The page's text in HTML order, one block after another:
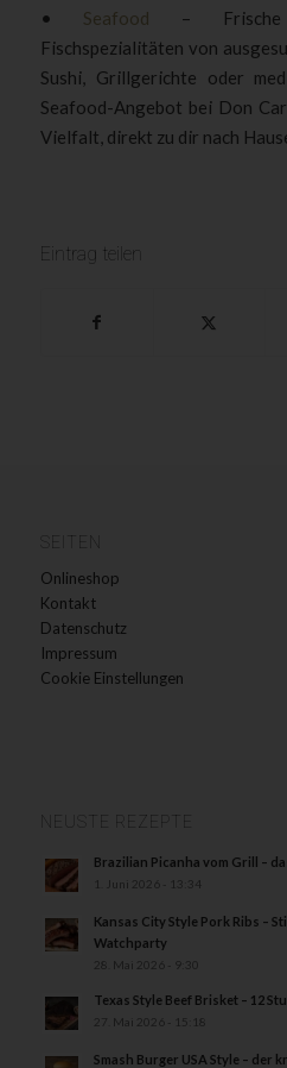
• Seafood – Frische
Fischspezialitäten von
Sushi, Grillgerichte oder
Seafood-Angebot bei Don
Vielfalt, direkt zu dir nach
Eintrag teilen
Onlineshop
Kontakt
Datenschutz
Impressum
Cookie Einstellungen
NEUSTE REZEPTE
Brazilian Picanha vom Grill –
1. Juni 2026 - 13:34
Kansas City Style Pork Ribs –
Watchparty
28. Mai 2026 - 9:30
Texas Style Beef Brisket – 12
27. Mai 2026 - 15:18
Smash Burger USA Style – der